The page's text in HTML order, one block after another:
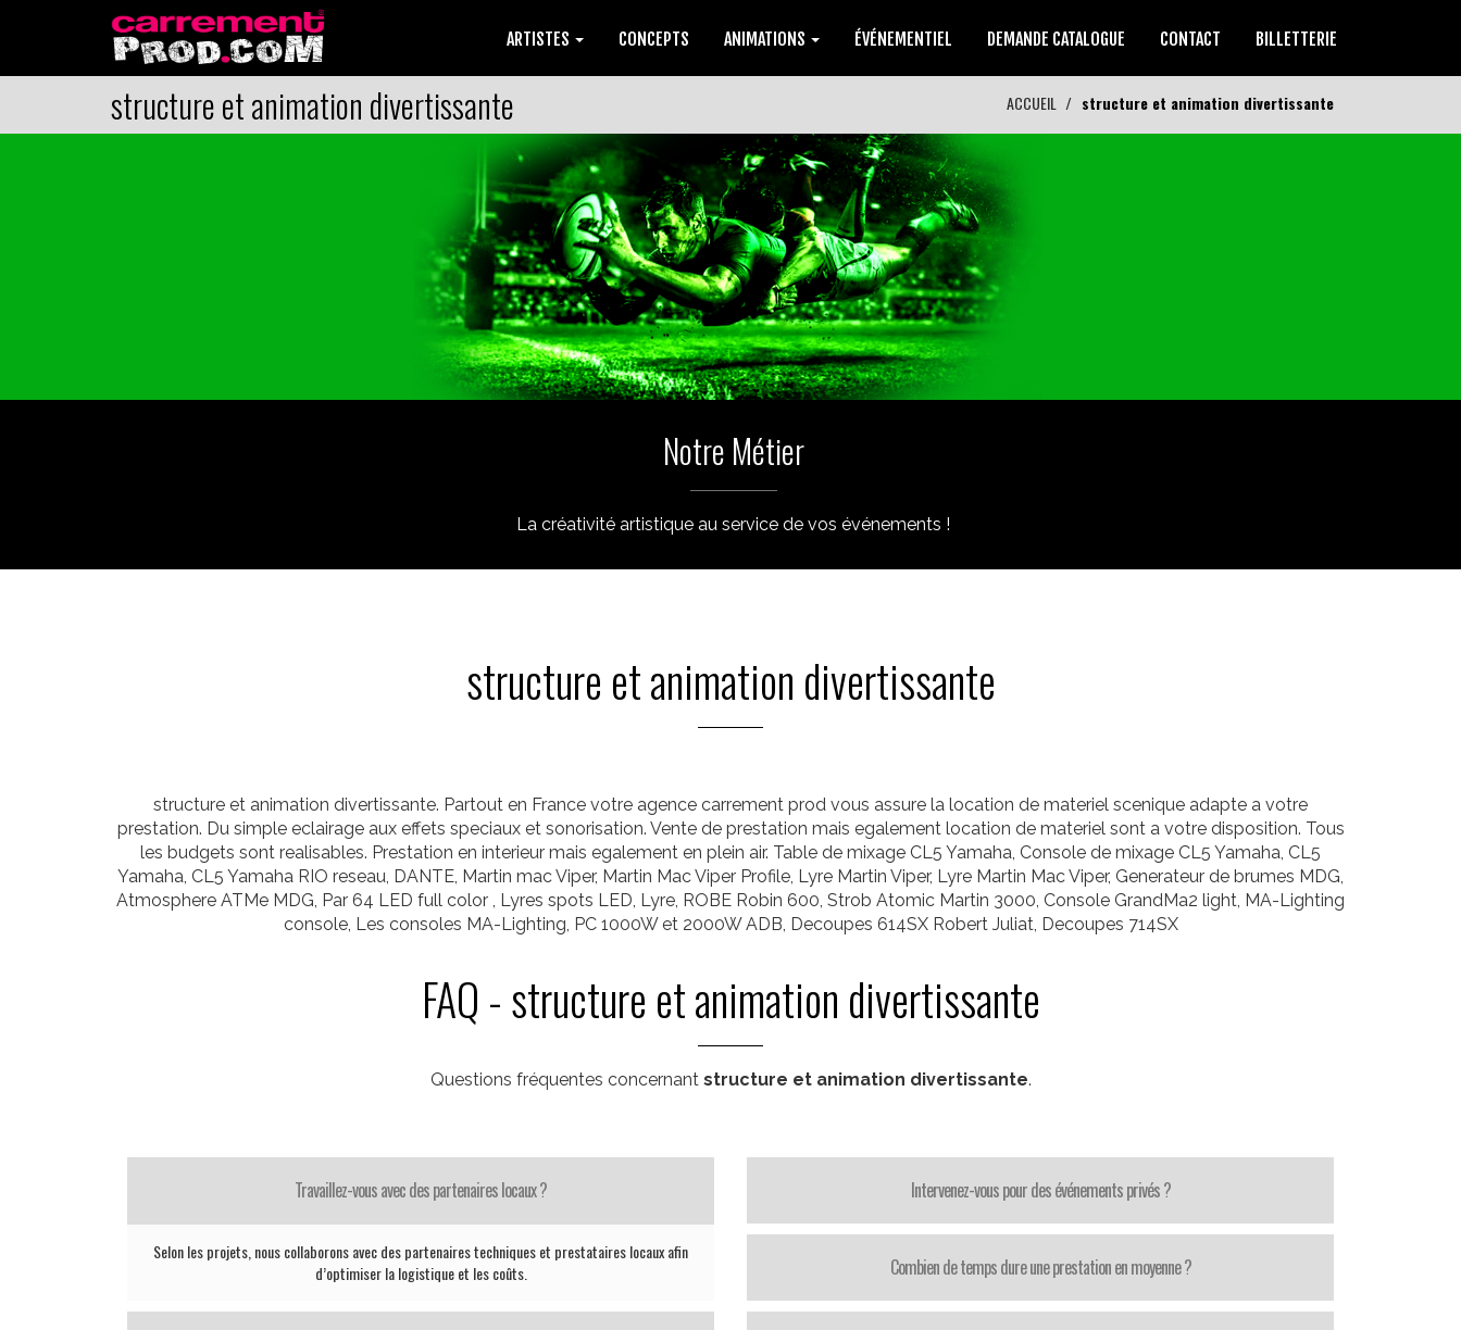
ARTISTES CONCEPTS ANIMATIONS ÉVÉNEMENTIEL DEMANDE CATALOGUE CONTACT BILLETTERIE
structure et animation divertissante ACCUEIL structure et animation divertissante
Notre Métier
La créativité artistique au service de vos événements !
structure et animation divertissante
structure et animation divertissante. Partout en France votre agence carrement prod vous assure la location de materiel scenique adapte a votre
prestation. Du simple eclairage aux effets speciaux et sonorisation. Vente de prestation mais egalement location de materiel sont a votre disposition. Tous
les budgets sont realisables. Prestation en interieur mais egalement en plein air. Table de mixage CL5 Yamaha, Console de mixage CL5 Yamaha, CL5
Yamaha, CL5 Yamaha RIO reseau, DANTE, Martin mac Viper, Martin Mac Viper Profile, Lyre Martin Viper, Lyre Martin Mac Viper, Generateur de brumes MDG,
Atmosphere ATMe MDG, Par 64 LED full color , Lyres spots LED, Lyre, ROBE Robin 600, Strob Atomic Martin 3000, Console GrandMa2 light, MA-Lighting
console, Les consoles MA-Lighting, PC 1000W et 2000W ADB, Decoupes 614SX Robert Juliat, Decoupes 714SX
FAQ - structure et animation divertissante
Questions fréquentes concernant structure et animation divertissante.
Travaillez-vous avec des partenaires locaux ?
Selon les projets, nous collaborons avec des partenaires techniques et prestataires locaux afin
d’optimiser la logistique et les coûts.
Intervenez-vous pour des événements privés ?
Combien de temps dure une prestation en moyenne ?